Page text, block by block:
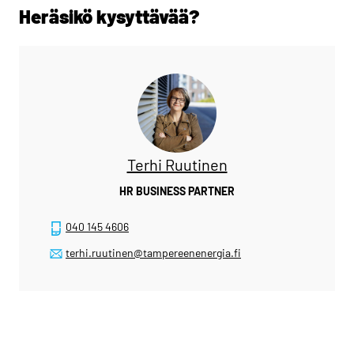
Heräsikö kysyttävää?
Terhi Ruutinen
HR BUSINESS PARTNER
040 145 4606
terhi.ruutinen@tampereenenergia.fi